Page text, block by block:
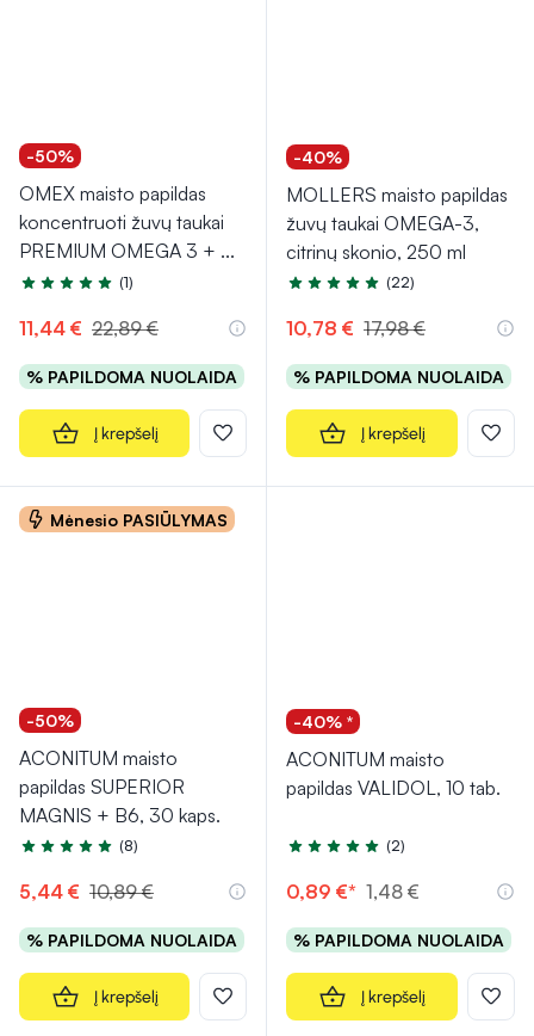
-50%
OMEX maisto papildas
koncentruoti žuvų taukai
PREMIUM OMEGA 3 + ...
Įvertinimas 5.0 iš 5
(1)
11,44 € 22,89 €
% PAPILDOMA NUOLAIDA
Į krepšelį
-40%
MOLLERS maisto papildas
žuvų taukai OMEGA-3,
citrinų skonio, 250 ml
Įvertinimas 4.8 iš 5
(22)
10,78 € 17,98 €
% PAPILDOMA NUOLAIDA
Į krepšelį
Mėnesio PASIŪLYMAS
-50%
ACONITUM maisto
papildas SUPERIOR
MAGNIS + B6, 30 kaps.
Įvertinimas 5.0 iš 5
(8)
5,44 € 10,89 €
% PAPILDOMA NUOLAIDA
Į krepšelį
-40% *
ACONITUM maisto
papildas VALIDOL, 10 tab.
Įvertinimas 5.0 iš 5
(2)
0,89 €* 1,48 €
% PAPILDOMA NUOLAIDA
Į krepšelį